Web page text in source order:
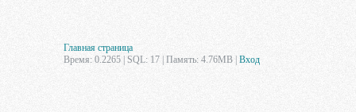
Главная страница
Время: 0.2265 | SQL: 17 | Память: 4.76MB Вход